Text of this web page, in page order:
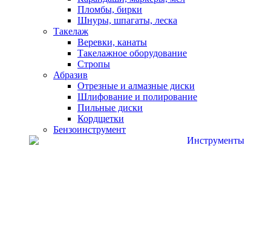
Пломбы, бирки
Шнуры, шпагаты, леска
Такелаж
Веревки, канаты
Такелажное оборудование
Стропы
Абразив
Отрезные и алмазные диски
Шлифование и полирование
Пильные диски
Кордщетки
Бензоинструмент